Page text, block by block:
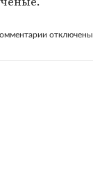
отключены